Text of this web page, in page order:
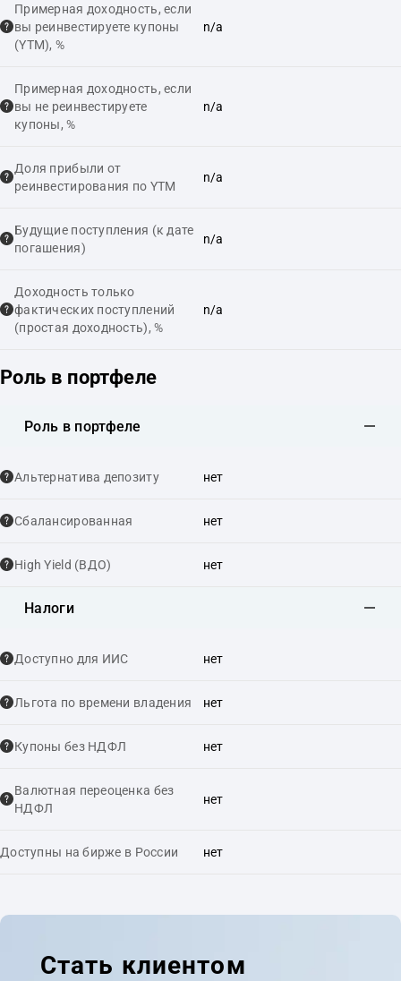
Примерная доходность, если
вы реинвестируете купоны
(YTM), %
n/a
Примерная доходность, если
вы не реинвестируете
купоны, %
n/a
Доля прибыли от
реинвестирования по YTM
n/a
Будущие поступления (к дате
погашения)
n/a
Доходность только
фактических поступлений
(простая доходность), %
n/a
Роль в портфеле
Роль в портфеле
Альтернатива депозиту нет
Сбалансированная нет
High Yield (ВДО) нет
Налоги
Доступно для ИИС нет
Льгота по времени владения нет
Купоны без НДФЛ нет
Валютная переоценка без
НДФЛ
нет
Доступны на бирже в России нет
Стать клиентом